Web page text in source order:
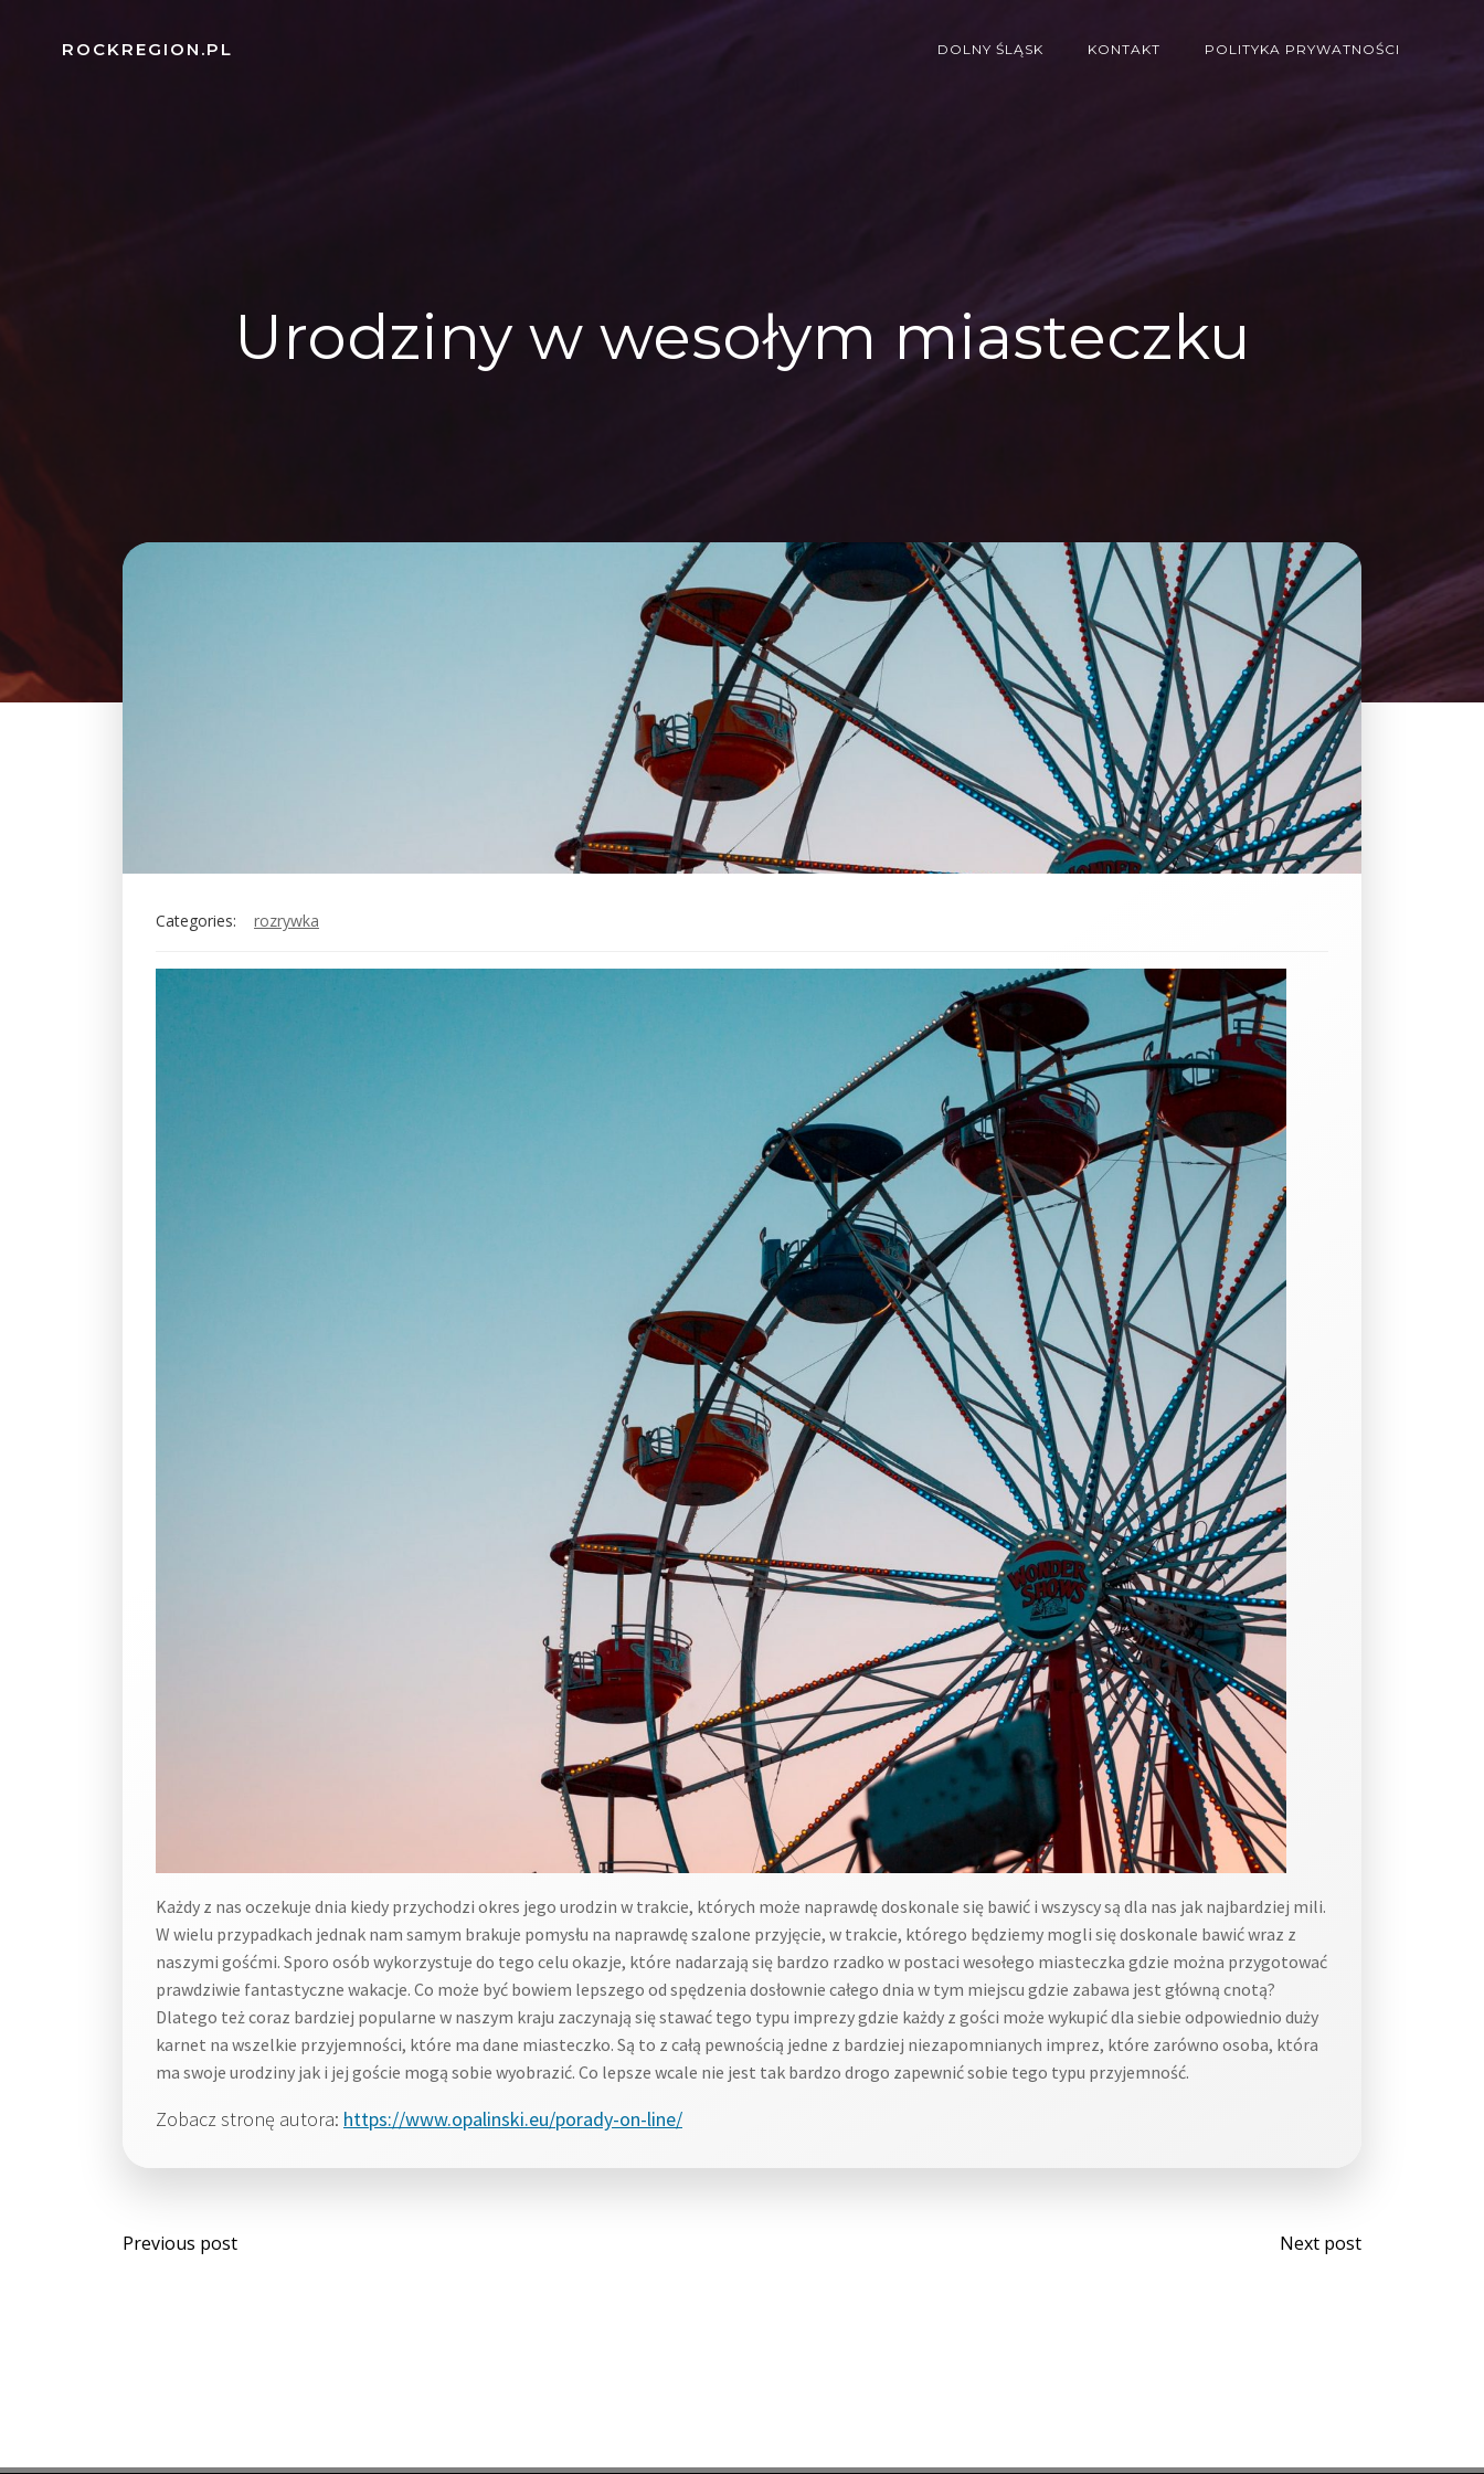
ROCKREGION.PL DOLNY ŚLĄSK KONTAKT POLITYKA PRYWATNOŚCI
Urodziny w wesołym miasteczku
Categories: rozrywka
Każdy z nas oczekuje dnia kiedy przychodzi okres jego urodzin w trakcie, których może naprawdę doskonale się bawić i wszyscy są dla nas jak najbardziej mili.
W wielu przypadkach jednak nam samym brakuje pomysłu na naprawdę szalone przyjęcie, w trakcie, którego będziemy mogli się doskonale bawić wraz z
naszymi gośćmi. Sporo osób wykorzystuje do tego celu okazje, które nadarzają się bardzo rzadko w postaci wesołego miasteczka gdzie można przygotować
prawdziwie fantastyczne wakacje. Co może być bowiem lepszego od spędzenia dosłownie całego dnia w tym miejscu gdzie zabawa jest główną cnotą?
Dlatego też coraz bardziej popularne w naszym kraju zaczynają się stawać tego typu imprezy gdzie każdy z gości może wykupić dla siebie odpowiednio duży
karnet na wszelkie przyjemności, które ma dane miasteczko. Są to z całą pewnością jedne z bardziej niezapomnianych imprez, które zarówno osoba, która
ma swoje urodziny jak i jej goście mogą sobie wyobrazić. Co lepsze wcale nie jest tak bardzo drogo zapewnić sobie tego typu przyjemność.
Zobacz stronę autora: https://www.opalinski.eu/porady-on-line/
Post
Previous post
Post
Next post